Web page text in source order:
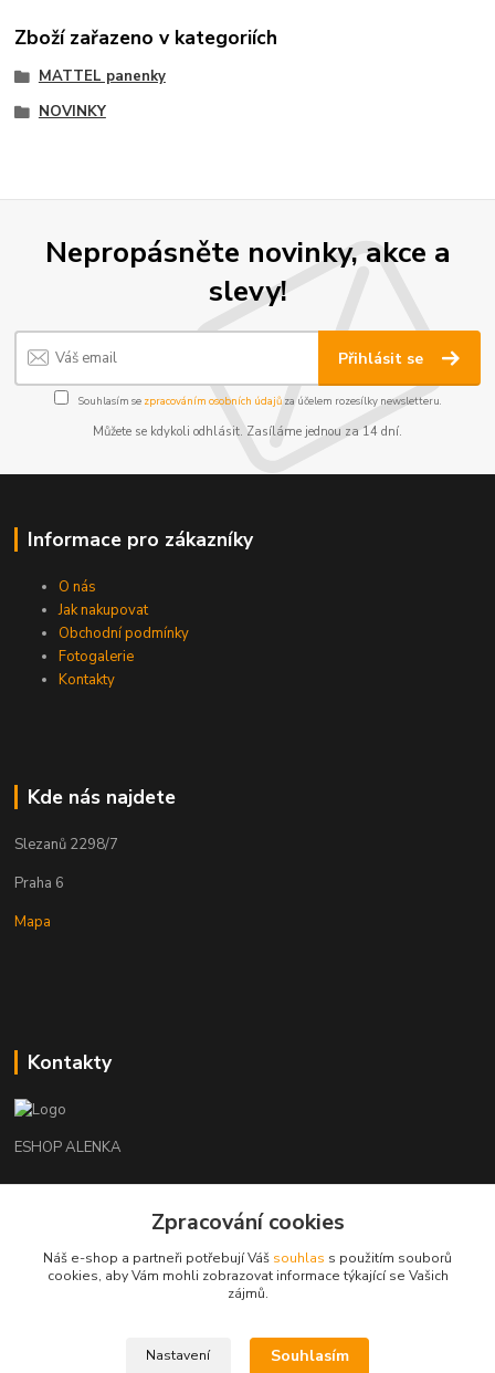
Zboží zařazeno v kategoriích
MATTEL panenky
NOVINKY
Nepropásněte novinky, akce a
slevy!
Přihlásit se
Souhlasím se zpracováním osobních údajůza účelem rozesílky newsletteru.
Můžete se kdykoli odhlásit. Zasíláme jednou za 14 dní.
Informace pro zákazníky
O nás
Jak nakupovat
Obchodní podmínky
Fotogalerie
Kontakty
Kde nás najdete
Slezanů 2298/7
Praha 6
Mapa
Kontakty
ESHOP ALENKA
+420602541312
orechovka@inmes.cz
Zpracování cookies
Náš e-shop a partneři potřebují Váš souhlas s použitím souborů
cookies, aby Vám mohli zobrazovat informace týkající se Vašich
zájmů.
Nastavení Souhlasím